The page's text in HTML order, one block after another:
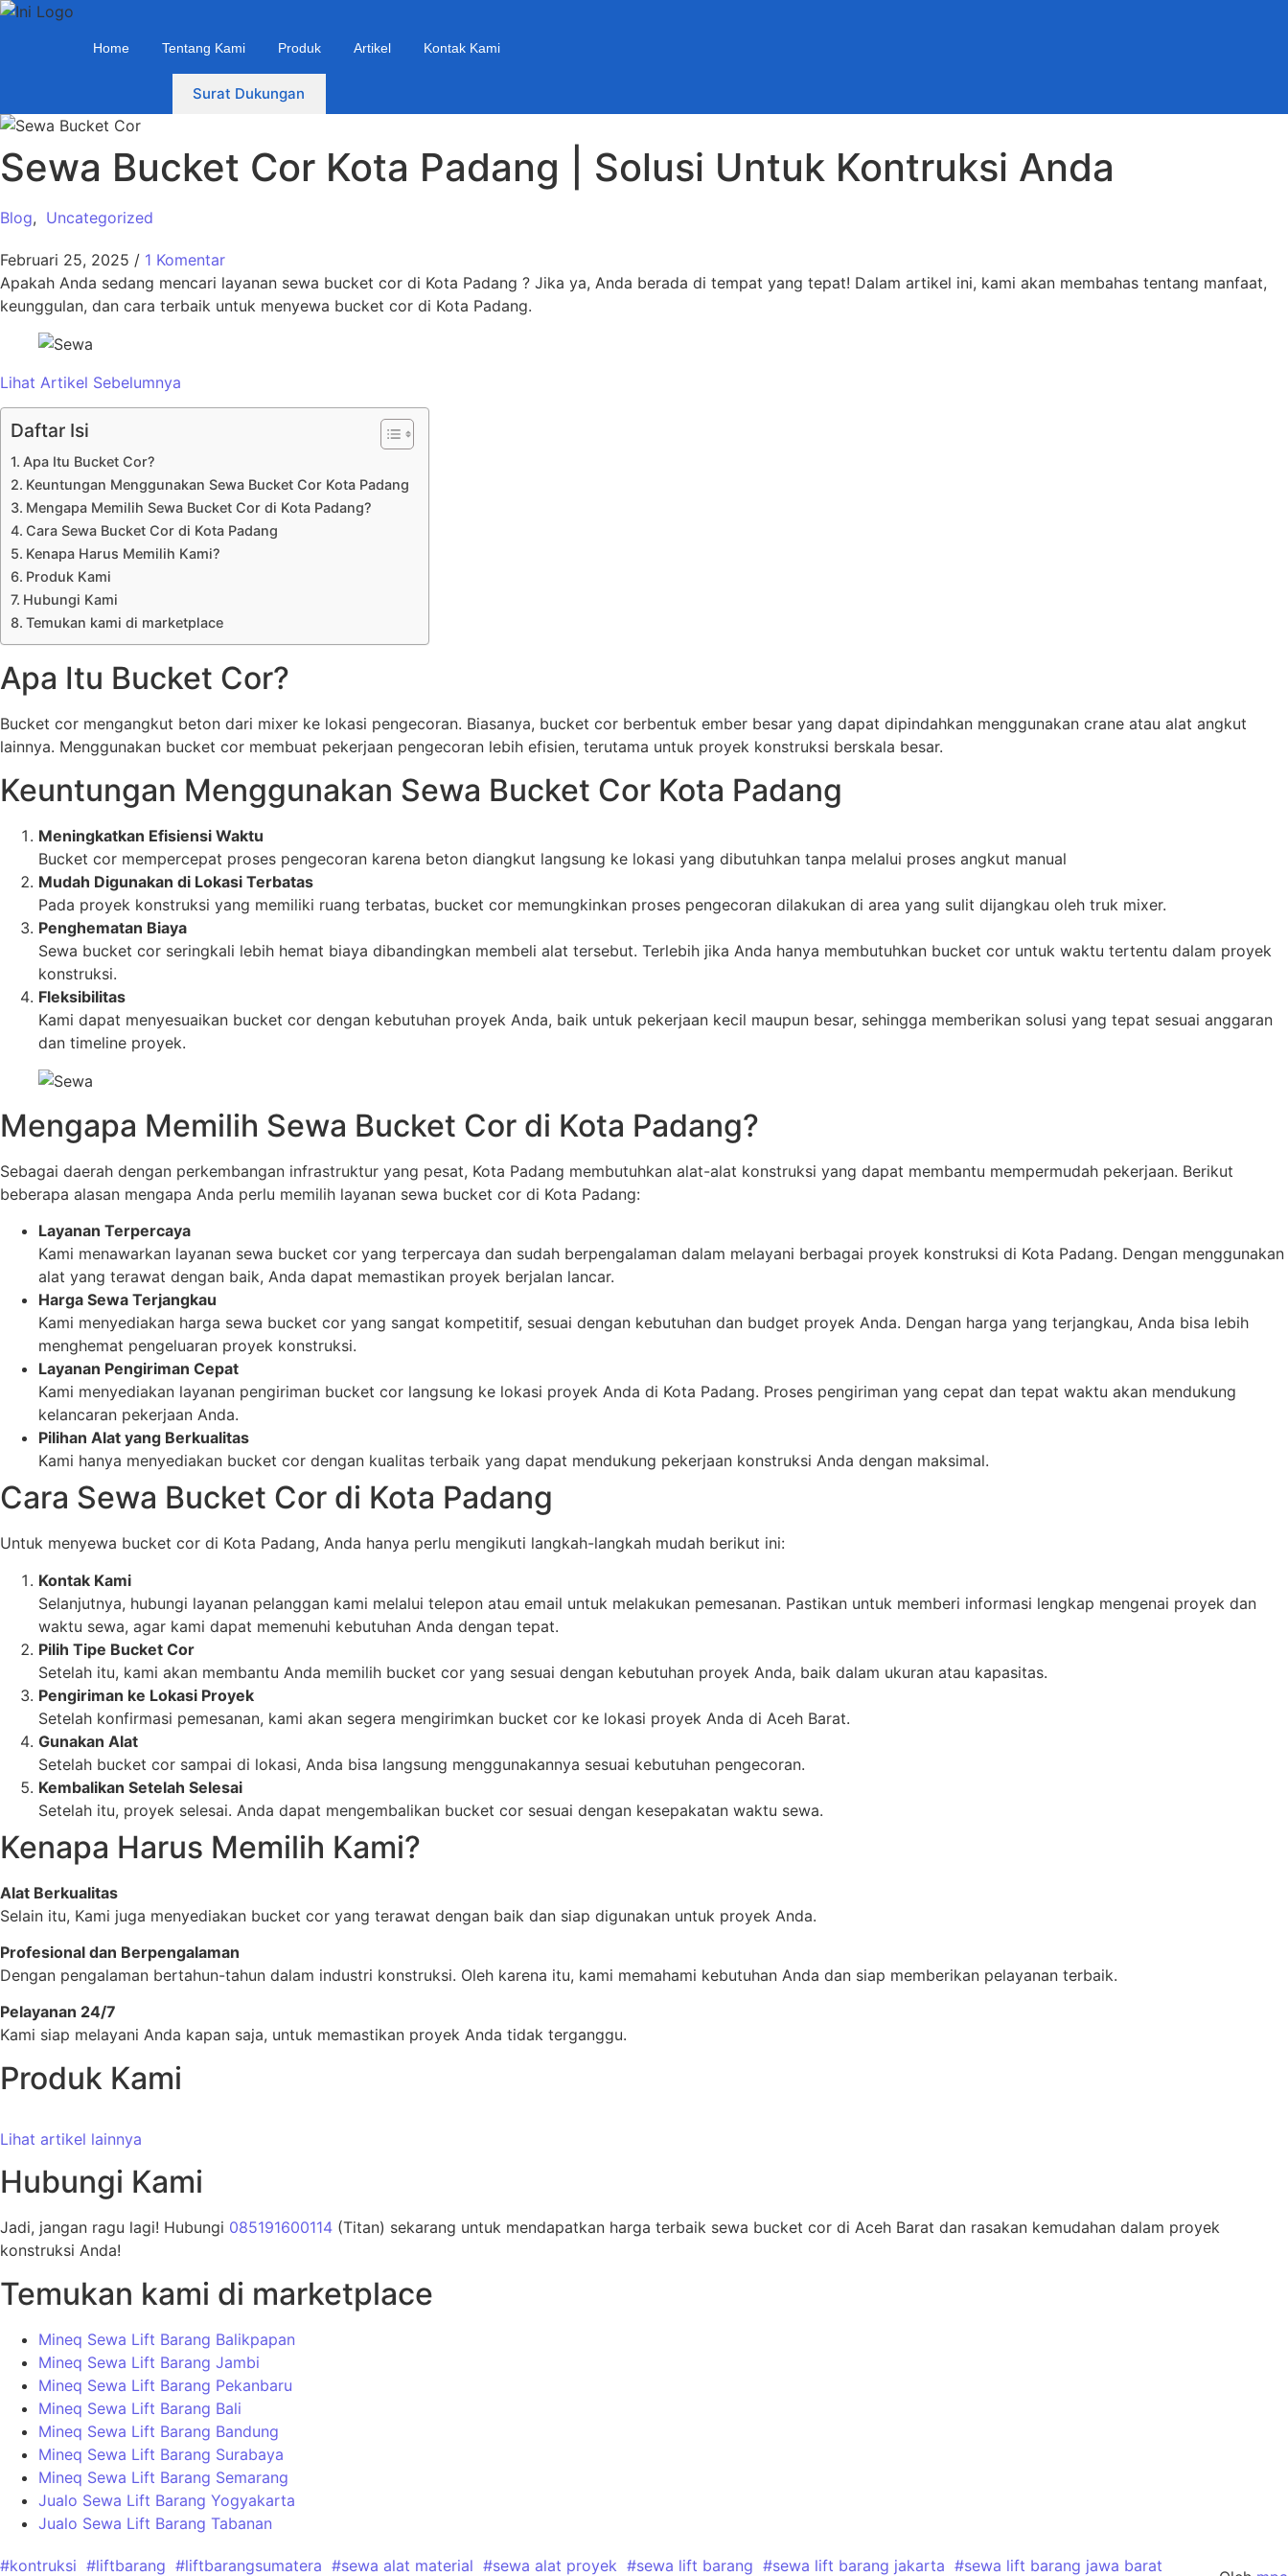
Home Tentang Kami Produk Artikel Kontak Kami
Surat Dukungan
Sewa Bucket Cor Kota Padang | Solusi Untuk Kontruksi Anda
Blog, Uncategorized
Februari 25, 2025 / 1 Komentar
Apakah Anda sedang mencari layanan sewa bucket cor di Kota Padang ? Jika ya, Anda berada di tempat yang tepat! Dalam artikel ini, kami akan membahas tentang manfaat,
keunggulan, dan cara terbaik untuk menyewa bucket cor di Kota Padang.
Lihat Artikel Sebelumnya
Daftar Isi
Apa Itu Bucket Cor?
Keuntungan Menggunakan Sewa Bucket Cor Kota Padang
Mengapa Memilih Sewa Bucket Cor di Kota Padang?
Cara Sewa Bucket Cor di Kota Padang
Kenapa Harus Memilih Kami?
Produk Kami
Hubungi Kami
Temukan kami di marketplace
Apa Itu Bucket Cor?
Bucket cor mengangkut beton dari mixer ke lokasi pengecoran. Biasanya, bucket cor berbentuk ember besar yang dapat dipindahkan menggunakan crane atau alat angkut
lainnya. Menggunakan bucket cor membuat pekerjaan pengecoran lebih efisien, terutama untuk proyek konstruksi berskala besar.
Keuntungan Menggunakan Sewa Bucket Cor Kota Padang
Meningkatkan Efisiensi Waktu
Bucket cor mempercepat proses pengecoran karena beton diangkut langsung ke lokasi yang dibutuhkan tanpa melalui proses angkut manual
Mudah Digunakan di Lokasi Terbatas
Pada proyek konstruksi yang memiliki ruang terbatas, bucket cor memungkinkan proses pengecoran dilakukan di area yang sulit dijangkau oleh truk mixer.
Penghematan Biaya
Sewa bucket cor seringkali lebih hemat biaya dibandingkan membeli alat tersebut. Terlebih jika Anda hanya membutuhkan bucket cor untuk waktu tertentu dalam proyek
konstruksi.
Fleksibilitas
Kami dapat menyesuaikan bucket cor dengan kebutuhan proyek Anda, baik untuk pekerjaan kecil maupun besar, sehingga memberikan solusi yang tepat sesuai anggaran
dan timeline proyek.
Mengapa Memilih Sewa Bucket Cor di Kota Padang?
Sebagai daerah dengan perkembangan infrastruktur yang pesat, Kota Padang membutuhkan alat-alat konstruksi yang dapat membantu mempermudah pekerjaan. Berikut
beberapa alasan mengapa Anda perlu memilih layanan sewa bucket cor di Kota Padang:
Layanan Terpercaya
Kami menawarkan layanan sewa bucket cor yang terpercaya dan sudah berpengalaman dalam melayani berbagai proyek konstruksi di Kota Padang. Dengan menggunakan
alat yang terawat dengan baik, Anda dapat memastikan proyek berjalan lancar.
Harga Sewa Terjangkau
Kami menyediakan harga sewa bucket cor yang sangat kompetitif, sesuai dengan kebutuhan dan budget proyek Anda. Dengan harga yang terjangkau, Anda bisa lebih
menghemat pengeluaran proyek konstruksi.
Layanan Pengiriman Cepat
Kami menyediakan layanan pengiriman bucket cor langsung ke lokasi proyek Anda di Kota Padang. Proses pengiriman yang cepat dan tepat waktu akan mendukung
kelancaran pekerjaan Anda.
Pilihan Alat yang Berkualitas
Kami hanya menyediakan bucket cor dengan kualitas terbaik yang dapat mendukung pekerjaan konstruksi Anda dengan maksimal.
Cara Sewa Bucket Cor di Kota Padang
Untuk menyewa bucket cor di Kota Padang, Anda hanya perlu mengikuti langkah-langkah mudah berikut ini:
Kontak Kami
Selanjutnya, hubungi layanan pelanggan kami melalui telepon atau email untuk melakukan pemesanan. Pastikan untuk memberi informasi lengkap mengenai proyek dan
waktu sewa, agar kami dapat memenuhi kebutuhan Anda dengan tepat.
Pilih Tipe Bucket Cor
Setelah itu, kami akan membantu Anda memilih bucket cor yang sesuai dengan kebutuhan proyek Anda, baik dalam ukuran atau kapasitas.
Pengiriman ke Lokasi Proyek
Setelah konfirmasi pemesanan, kami akan segera mengirimkan bucket cor ke lokasi proyek Anda di Aceh Barat.
Gunakan Alat
Setelah bucket cor sampai di lokasi, Anda bisa langsung menggunakannya sesuai kebutuhan pengecoran.
Kembalikan Setelah Selesai
Setelah itu, proyek selesai. Anda dapat mengembalikan bucket cor sesuai dengan kesepakatan waktu sewa.
Kenapa Harus Memilih Kami?
Alat Berkualitas
Selain itu, Kami juga menyediakan bucket cor yang terawat dengan baik dan siap digunakan untuk proyek Anda.
Profesional dan Berpengalaman
Dengan pengalaman bertahun-tahun dalam industri konstruksi. Oleh karena itu, kami memahami kebutuhan Anda dan siap memberikan pelayanan terbaik.
Pelayanan 24/7
Kami siap melayani Anda kapan saja, untuk memastikan proyek Anda tidak terganggu.
Produk Kami
Lihat artikel lainnya
Hubungi Kami
Jadi, jangan ragu lagi! Hubungi 085191600114 (Titan) sekarang untuk mendapatkan harga terbaik sewa bucket cor di Aceh Barat dan rasakan kemudahan dalam proyek
konstruksi Anda!
Temukan kami di marketplace
Mineq Sewa Lift Barang Balikpapan
Mineq Sewa Lift Barang Jambi
Mineq Sewa Lift Barang Pekanbaru
Mineq Sewa Lift Barang Bali
Mineq Sewa Lift Barang Bandung
Mineq Sewa Lift Barang Surabaya
Mineq Sewa Lift Barang Semarang
Jualo Sewa Lift Barang Yogyakarta
Jualo Sewa Lift Barang Tabanan
#kontruksi #liftbarang #liftbarangsumatera #sewa alat material #sewa alat proyek #sewa lift barang #sewa lift barang jakarta #sewa lift barang jawa barat